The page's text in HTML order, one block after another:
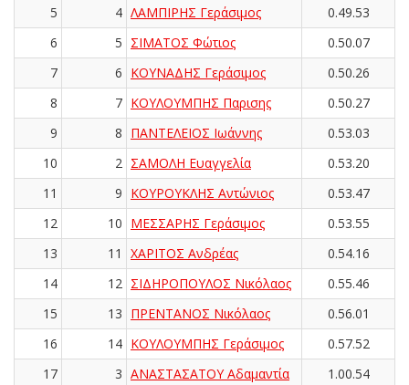
5
4 ΛΑΜΠΙΡΗΣ Γεράσιμος
0.49.53
6
5 ΣΙΜΑΤΟΣ Φώτιος
0.50.07
7
6 ΚΟΥΝΑΔΗΣ Γεράσιμος
0.50.26
8
7 ΚΟΥΛΟΥΜΠΗΣ Παρισης
0.50.27
9
8 ΠΑΝΤΕΛΕΙΟΣ Ιωάννης
0.53.03
10
2 ΣΑΜΟΛΗ Ευαγγελία
0.53.20
11
9 ΚΟΥΡΟΥΚΛΗΣ Αντώνιος
0.53.47
12
10 ΜΕΣΣΑΡΗΣ Γεράσιμος
0.53.55
13
11 ΧΑΡΙΤΟΣ Ανδρέας
0.54.16
14
12 ΣΙΔΗΡΟΠΟΥΛΟΣ Νικόλαος
0.55.46
15
13 ΠΡΕΝΤΑΝΟΣ Νικόλαος
0.56.01
16
14 ΚΟΥΛΟΥΜΠΗΣ Γεράσιμος
0.57.52
17
3 ΑΝΑΣΤΑΣΑΤΟΥ Αδαμαντία 1.00.54